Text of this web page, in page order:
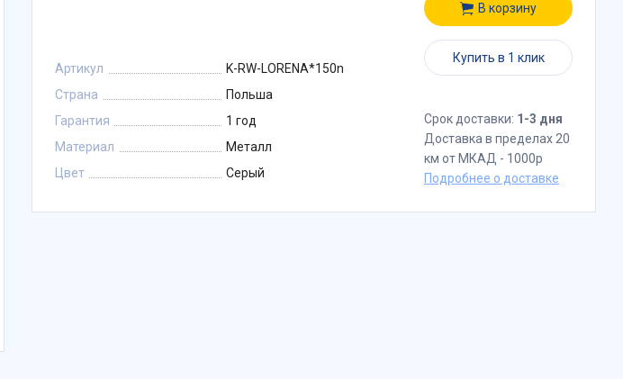
Артикул
K-RW-LORENA*150n
Страна
Польша
Гарантия
1 год
Материал
Металл
Цвет
Серый
В корзину
Купить в 1 клик
Срок доставки: 1-3 дня
Доставка в пределах 20
км от МКАД - 1000р
Подробнее о доставке